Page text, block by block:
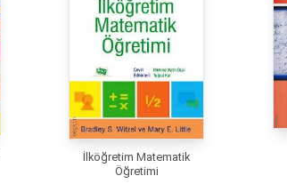
İlköğretim Matematik
Öğretimi